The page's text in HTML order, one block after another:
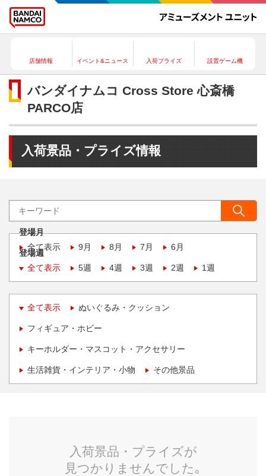
店舗情報 イベント&ニュース 入荷プライズ 設置ゲーム機
バンダイナムコ Cross Store 心斎橋
PARCO店
入荷景品・プライズ情報
登場月
全て表示
9月 8月 7月 6月
登場週
全て表示
5週 4週 3週 2週 1週
全て表示 ぬいぐるみ・クッション
フィギュア・ホビー
キーホルダー・マスコット・アクセサリー
生活雑貨・インテリア・小物 その他景品